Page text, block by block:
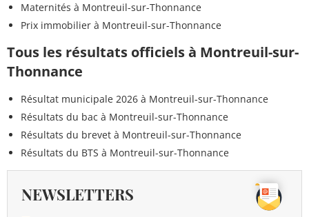
Maternités à Montreuil-sur-Thonnance
Prix immobilier à Montreuil-sur-Thonnance
Tous les résultats officiels à Montreuil-sur-
Thonnance
Résultat municipale 2026 à Montreuil-sur-Thonnance
Résultats du bac à Montreuil-sur-Thonnance
Résultats du brevet à Montreuil-sur-Thonnance
Résultats du BTS à Montreuil-sur-Thonnance
NEWSLETTERS